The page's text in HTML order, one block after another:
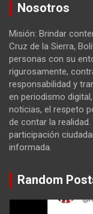
Nosotros
Misión: Brindar
Cruz de la Sierra,
personas con su
rigurosamente,
responsabilidad y
en periodismo
noticias, el respeto
de contar la
participación
informada.
Random